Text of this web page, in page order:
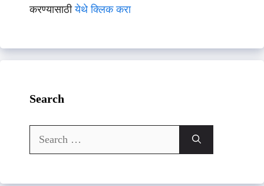
करण्यासाठीयेथे क्लिक करा
Search
Search
for: